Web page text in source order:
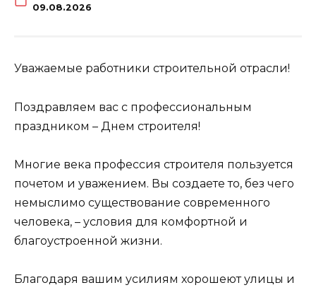
09.08.2026
Уважаемые работники строительной отрасли!
Поздравляем вас с профессиональным
праздником – Днем строителя!
Многие века профессия строителя пользуется
почетом и уважением. Вы создаете то, без чего
немыслимо существование современного
человека, – условия для комфортной и
благоустроенной жизни.
Благодаря вашим усилиям хорошеют улицы и